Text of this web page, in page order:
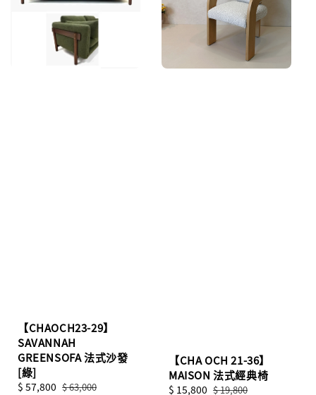
【CHAOCH23-29】
SAVANNAH
GREENSOFA 法式沙發
[綠]
Sale
$ 57,800 Regular
$ 63,000
【CHA OCH 21-36】
MAISON 法式經典椅
Sale
$ 15,800 Regular
$ 19,800